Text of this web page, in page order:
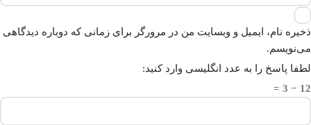
ذخیره نام، ایمیل و وبسایت من در مرورگر برای زمانی که دوباره دیدگاهی
می‌نویسم.
لطفا پاسخ را به عدد انگلیسی وارد کنید:
12 − 3 =